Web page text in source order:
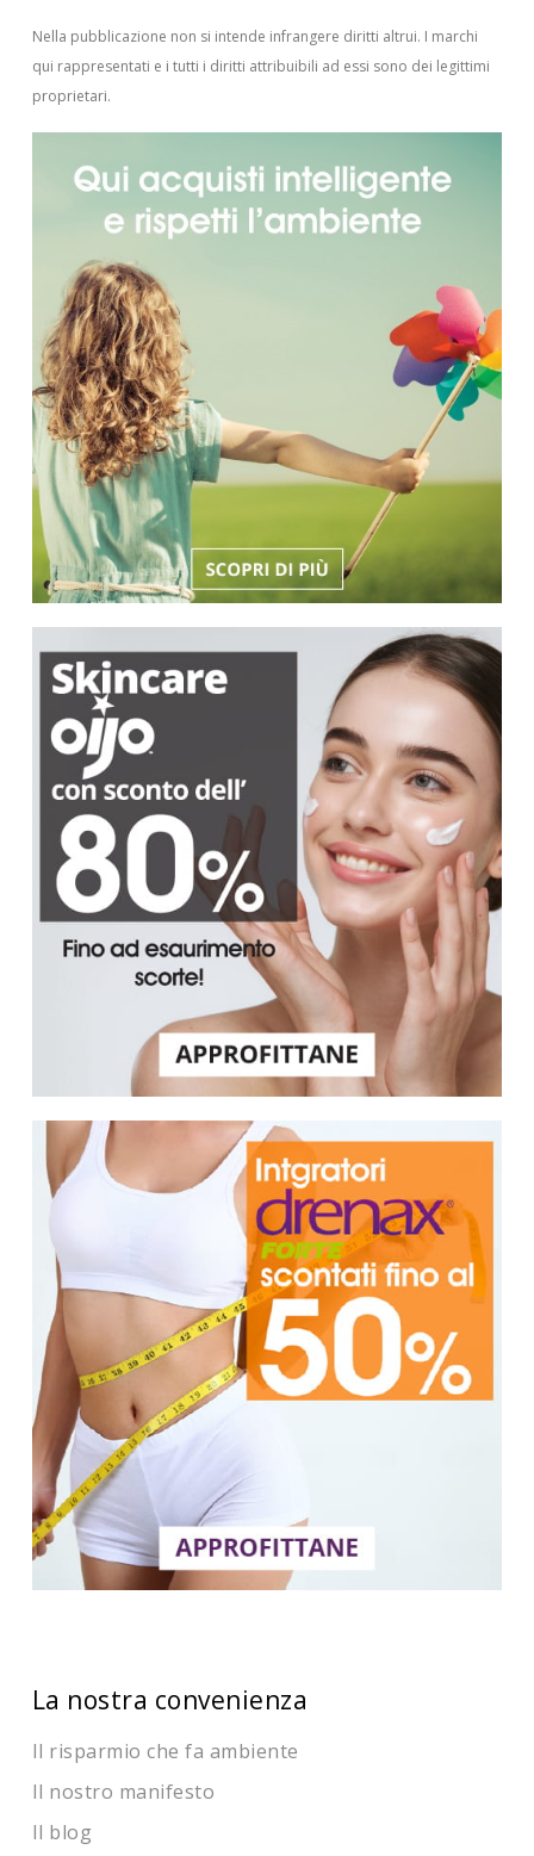
Nella pubblicazione non si intende infrangere diritti altrui. I marchi
qui rappresentati e i tutti i diritti attribuibili ad essi sono dei legittimi
proprietari.
La nostra convenienza
Il risparmio che fa ambiente
Il nostro manifesto
Il blog